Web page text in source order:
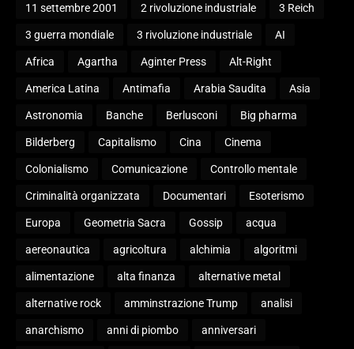
11 settembre 2001 2 rivoluzione industriale 3 Reich
3 guerra mondiale 3 rivoluzione industriale AI
Africa Agartha Aginter Press Alt-Right
America Latina Antimafia Arabia Saudita Asia
Astronomia Banche Berlusconi Big pharma
Bilderberg Capitalismo Cina Cinema
Colonialismo Comunicazione Controllo mentale
Criminalità organizzata Documentari Esoterismo
Europa Geometria Sacra Gossip acqua
aereonautica agricoltura alchimia algoritmi
alimentazione alta finanza alternative metal
alternative rock amminstrazione Trump analisi
anarchismo anni di piombo anniversari